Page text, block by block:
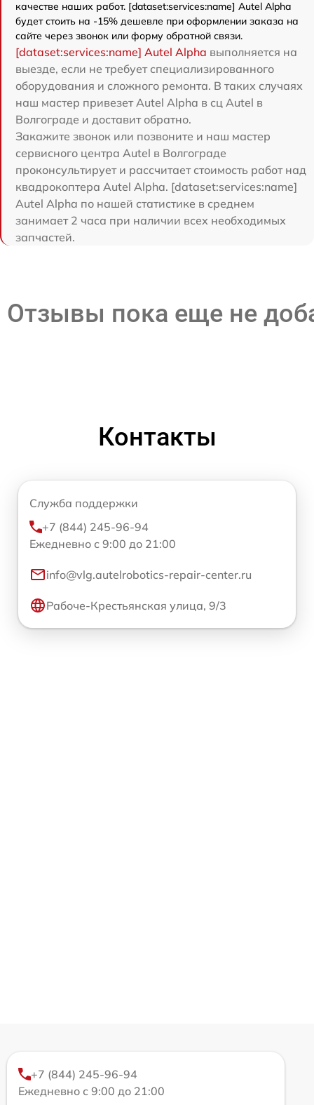
качестве наших работ. [dataset:services:name] Autel Alpha
будет стоить на -15% дешевле при оформлении заказа на
сайте через звонок или форму обратной связи.
[dataset:services:name] Autel Alpha выполняется на
выезде, если не требует специализированного
оборудования и сложного ремонта. В таких случаях
наш мастер привезет Autel Alpha в сц Autel в
Волгограде и доставит обратно.
Закажите звонок или позвоните и наш мастер
сервисного центра Autel в Волгограде
проконсультирует и рассчитает стоимость работ над
квадрокоптера Autel Alpha. [dataset:services:name]
Autel Alpha по нашей статистике в среднем
занимает 2 часа при наличии всех необходимых
запчастей.
Отзывы пока еще не
Контакты
Служба поддержки
+7 (844) 245-96-94
Ежедневно с 9:00 до 21:00
info@vlg.autelrobotics-repair-center.ru
Рабоче-Крестьянская улица, 9/3
+7 (844) 245-96-94
Ежедневно с 9:00 до 21:00